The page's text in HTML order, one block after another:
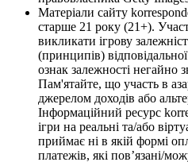
Матеріали сайту
старше 21 року (21+).
викликати ігрову
(принципів)
ознак залежності негайно
Пам'ятайте, що участь в
джерелом доходів або
Інформаційний ресурс
ігри на реальні та/або
приймає ні в якій формі
платежів, які пов’язані/